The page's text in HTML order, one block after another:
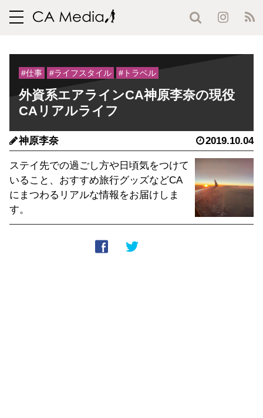
toggle
#仕事 #ライフスタイル #トラベル
外資系エアラインCA神原李奈の現役
CAリアルライフ
神原李奈 2019.10.04
ステイ先での過ごし方や日頃気をつけて
いること、おすすめ旅行グッズなどCA
にまつわるリアルな情報をお届けしま
す。